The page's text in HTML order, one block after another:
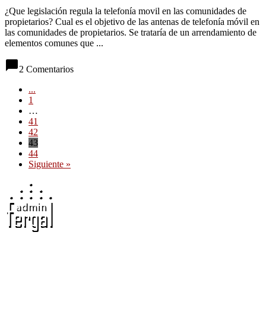
¿Que legislación regula la telefonía movil en las comunidades de
propietarios? Cual es el objetivo de las antenas de telefonía móvil en
las comunidades de propietarios. Se trataría de un arrendamiento de
elementos comunes que ...
chat_bubble2 Comentarios
...
1
…
41
42
43
44
Siguiente »